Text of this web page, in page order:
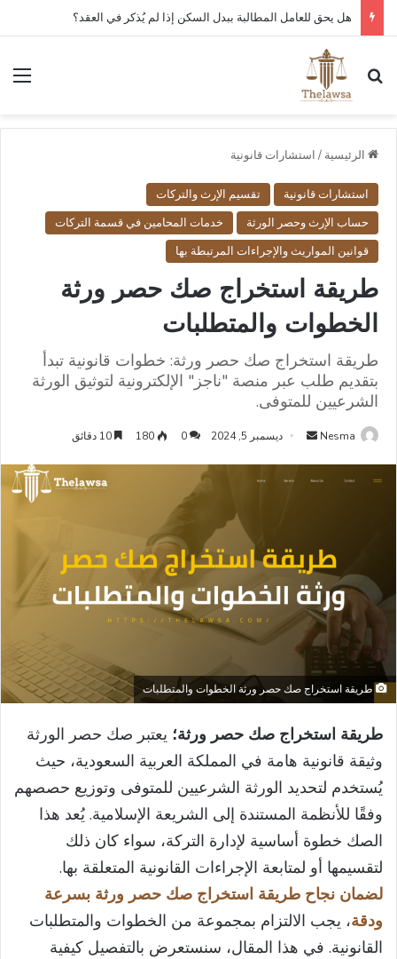
كم مدة قبول أو رفض عقد العمل الإلكتروني في قوى؟
بحث عن
الرئيسية / استشارات قانونية
استشارات قانونية
تقسيم الإرث والتركات
حساب الإرث وحصر الورثة
خدمات المحامين في قسمة التركات
قوانين المواريث والإجراءات المرتبطة بها
طريقة استخراج صك حصر ورثة
الخطوات والمتطلبات
طريقة استخراج صك حصر ورثة: خطوات قانونية تبدأ
بتقديم طلب عبر منصة "ناجز" الإلكترونية لتوثيق الورثة
الشرعيين للمتوفى.
Nesma
أرسل
إلكترونيا
ديسمبر 5, 2024 0
180
طريقة استخراج صك حصر ورثة الخطوات والمتطلبات
طريقة استخراج صك حصر ورثة؛ يعتبر صك حصر الورثة
وثيقة قانونية هامة في المملكة العربية السعودية، حيث
يُستخدم لتحديد الورثة الشرعيين للمتوفى وتوزيع حصصهم
وفقًا للأنظمة المستندة إلى الشريعة الإسلامية. يُعد هذا
الصك خطوة أساسية لإدارة التركة، سواء كان ذلك
لتقسيمها أو لمتابعة الإجراءات القانونية المتعلقة بها.
لضمان نجاح طريقة استخراج صك حصر ورثة بسرعة
ودقة، يجب الالتزام بمجموعة من الخطوات والمتطلبات
القانونية. في هذا المقال، سنستعرض بالتفصيل كيفية